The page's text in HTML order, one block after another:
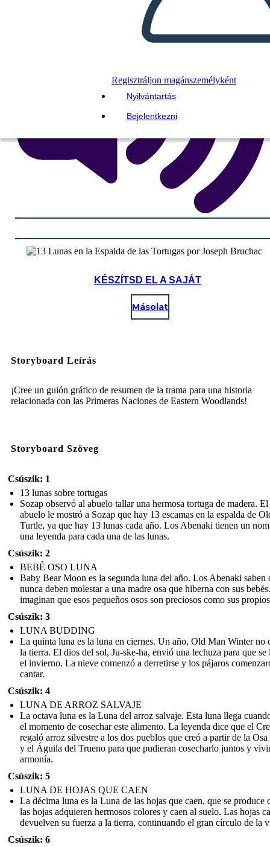
Regisztráljon magánszemélyként
Nyilvántartás
Bejelentkezni
KÉSZÍTSD EL A SAJÁT
Másolat
Storyboard Leírás
¡Cree un guión gráfico de resumen de la trama para una historia
relacionada con las Primeras Naciones de Eastern Woodlands!
Storyboard Szöveg
Csúszik: 1
13 lunas sobre tortugas
Sozap observó al abuelo tallar una hermosa tortuga de madera. El
abuelo le mostró a Sozap que hay 13 escamas en la espalda de
Turtle, ya que hay 13 lunas cada año. Los Abenaki tienen un
una leyenda para cada una de las lunas.
Csúszik: 2
BEBÉ OSO LUNA
Baby Bear Moon es la segunda luna del año. Los Abenaki saben
nunca deben molestar a una madre osa que hiberna con sus
imaginan que esos pequeños osos son preciosos como sus
Csúszik: 3
LUNA BUDDING
La quinta luna es la luna en ciernes. Un año, Old Man Winter no
la tierra. El dios del sol, Ju-ske-ha, envió una lechuza para que se
el invierno. La nieve comenzó a derretirse y los pájaros
cantar.
Csúszik: 4
LUNA DE ARROZ SALVAJE
La octava luna es la Luna del arroz salvaje. Esta luna llega
el momento de cosechar este alimento. La leyenda dice que el
regaló arroz silvestre a los dos pueblos que creó a partir de la
y el Águila del Trueno para que pudieran cosecharlo juntos y
armonía.
Csúszik: 5
LUNA DE HOJAS QUE CAEN
La décima luna es la Luna de las hojas que caen, que se produce
las hojas adquieren hermosos colores y caen al suelo. Las hojas
devuelven su fuerza a la tierra, continuando el gran círculo de la
Csúszik: 6